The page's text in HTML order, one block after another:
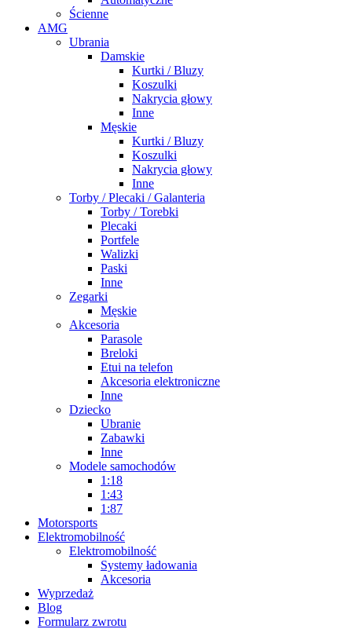
Ścienne
AMG
Ubrania
Damskie
Kurtki / Bluzy
Koszulki
Nakrycia głowy
Inne
Męskie
Kurtki / Bluzy
Koszulki
Nakrycia głowy
Inne
Torby / Plecaki / Galanteria
Torby / Torebki
Plecaki
Portfele
Walizki
Paski
Inne
Zegarki
Męskie
Akcesoria
Parasole
Breloki
Etui na telefon
Akcesoria elektroniczne
Inne
Dziecko
Ubranie
Zabawki
Inne
Modele samochodów
1:18
1:43
1:87
Motorsports
Elektromobilność
Elektromobilność
Systemy ładowania
Akcesoria
Wyprzedaż
Blog
Formularz zwrotu